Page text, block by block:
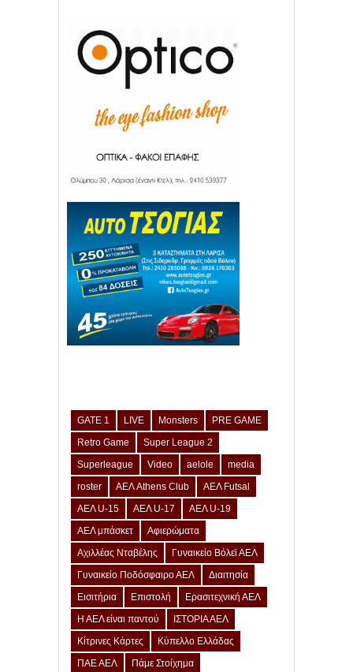
GATE 1 LIVE Monsters
PRE GAME
Retro Game
Super League 2
Superleague
Video aelole
media
roster
ΑΕΛ Athens Club
ΑΕΛ Futsal
ΑΕΛ U-15
ΑΕΛ U-17
ΑΕΛ U-19
ΑΕΛ μπάσκετ
Αφιερώματα
Αχιλλέας Νταβέλης
Γυναικείο Βόλεϊ ΑΕΛ
Γυναικείο Ποδόσφαιρο ΑΕΛ
Διαιτησία
Εισιτήρια
Επιστολή
Ερασιτεχνική ΑΕΛ
Η ΑΕΛ είναι παντού
ΙΣΤΟΡΙΑ ΑΕΛ
Κίτρινες Κάρτες
Κύπελλο Ελλάδας
ΠΑΕ ΑΕΛ
Πάμε Στοίχημα